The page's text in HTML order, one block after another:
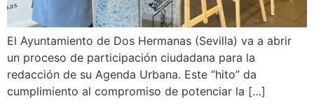
El Ayuntamiento de Dos Hermanas (Sevilla) va a abrir
un proceso de participación ciudadana para la
redacción de su Agenda Urbana. Este “hito” da
cumplimiento al compromiso de potenciar la […]